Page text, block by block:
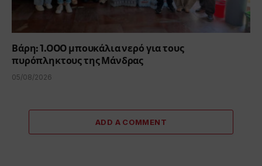
Βάρη: 1.000 μπουκάλια νερό για τους
πυρόπληκτους της Μάνδρας
05/08/2026
ADD A COMMENT